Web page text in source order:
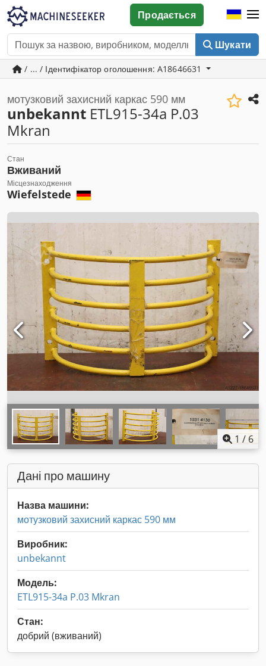
Шукати
Продається
/ ... / Ідентифікатор оголошення: A18646631
мотузковий захисний каркас 590 мм
unbekannt ETL915-34a P.03
Mkran
Стан
Вживаний
Місцезнаходження
Wiefelstede
1 / 6
Дані про машину
Назва машини:
мотузковий захисний каркас 590 мм
Виробник:
unbekannt
Модель:
ETL915-34a P.03 Mkran
Стан:
добрий (вживаний)